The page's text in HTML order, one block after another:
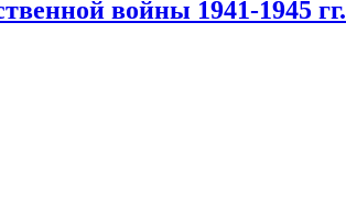
войны 1941-1945 гг.